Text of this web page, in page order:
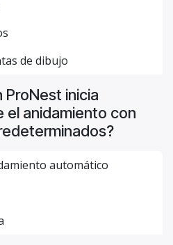
de dibujo
ProNest inicia
anidamiento con
automático